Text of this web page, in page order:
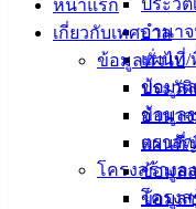
ประวัติ
อำนา
แผนที่/
ข้อมูล
ข้อมูล
ตราสั
โครงสร้างอ
โครงส
หน้าแรก
เกี่ยวกับเทศบาล
ข้อมูลทั่วไป
ประวัติ
อำนา
แผนที่/
ข้อมูล
ข้อมูล
สิงหาคม 27, 2024สิง
ซื้อจัดจ้าง, ประกาศผู้ชนะ